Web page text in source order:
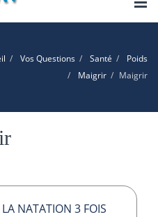
Vos Questions Santé
Poids
Maigrir
Maigrir
NATATION 3 FOIS